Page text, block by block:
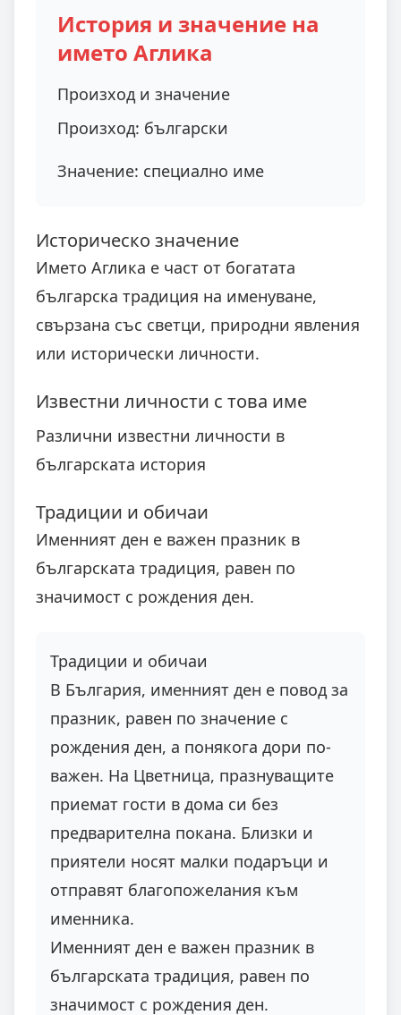
История и значение на
името Аглика
Произход и значение
Произход: български
Значение: специално име
Историческо значение
Името Аглика е част от богатата
българска традиция на именуване,
свързана със светци, природни явления
или исторически личности.
Известни личности с това име
Различни известни личности в
българската история
Традиции и обичаи
Именният ден е важен празник в
българската традиция, равен по
значимост с рождения ден.
Традиции и обичаи
В България, именният ден е повод за
празник, равен по значение с
рождения ден, а понякога дори по-
важен. На Цветница, празнуващите
приемат гости в дома си без
предварителна покана. Близки и
приятели носят малки подаръци и
отправят благопожелания към
именника.
Именният ден е важен празник в
българската традиция, равен по
значимост с рождения ден.